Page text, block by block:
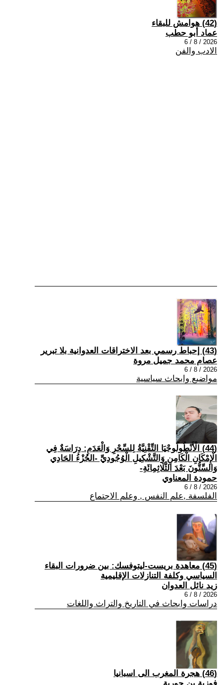
(42) هوامش للبقاء
عماد أبو حطب
2026 / 8 / 6
الادب والفن
(43) إحباط رسمي بعد الاختراقات العدوانية بلا تبرير
عصام محمد جميل مروة
2026 / 8 / 6
مواضيع وابحاث سياسية
(44) الْأَنْطُولُوجْيَا التِّقْنِيَّةُ لِلسِّحْرِ وَالْعَدَمِ: دِرَاسَةٌ فِي
الْإِمْكَانِ الْكَامِنِ وَالتَّشْكِيلِ الْوُجُودِيِّ -الجُزْءُ الحَادِي
وَالسِّتُّونَ بَعْدَ الثَّلَاثِمِائَةِ-
حمودة المعناوي
2026 / 8 / 6
الفلسفة ,علم النفس , وعلم الاجتماع
(45) معاهدة بريست-ليتوفسك: بين ضرورات البقاء
السياسي وكلفة التنازلات الإقليمية
زيد نائل العدوان
2026 / 8 / 6
دراسات وابحاث في التاريخ والتراث واللغات
(46) هجرة المغرب الى اسبانيا